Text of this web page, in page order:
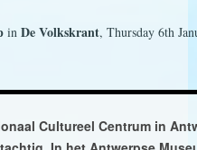
in De Volkskrant, Thursday 6th
Cultureel Centrum in